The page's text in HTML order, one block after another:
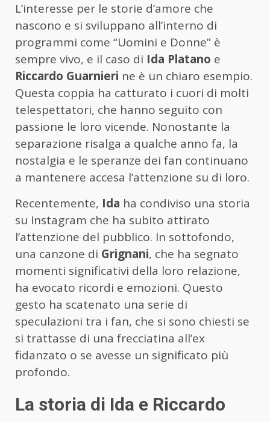
L’interesse per le storie d’amore che
nascono e si sviluppano all’interno di
programmi come “Uomini e Donne” è
sempre vivo, e il caso di Ida Platano e
Riccardo Guarnieri ne è un chiaro esempio.
Questa coppia ha catturato i cuori di molti
telespettatori, che hanno seguito con
passione le loro vicende. Nonostante la
separazione risalga a qualche anno fa, la
nostalgia e le speranze dei fan continuano
a mantenere accesa l’attenzione su di loro.
Recentemente, Ida ha condiviso una storia
su Instagram che ha subito attirato
l’attenzione del pubblico. In sottofondo,
una canzone di Grignani, che ha segnato
momenti significativi della loro relazione,
ha evocato ricordi e emozioni. Questo
gesto ha scatenato una serie di
speculazioni tra i fan, che si sono chiesti se
si trattasse di una frecciatina all’ex
fidanzato o se avesse un significato più
profondo.
La storia di Ida e Riccardo